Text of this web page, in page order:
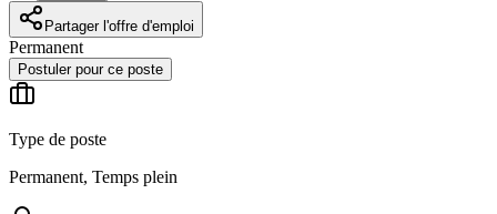
Partager l'offre d'emploi
Permanent
Postuler pour ce poste
Type de poste
Permanent, Temps plein